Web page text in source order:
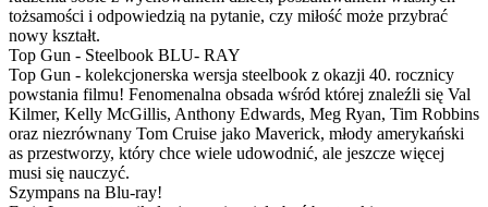
tożsamości i odpowiedzią na pytanie, czy miłość może przybrać
nowy kształt.
Top Gun - Steelbook BLU- RAY
Top Gun - kolekcjonerska wersja steelbook z okazji 40. rocznicy
powstania filmu! Fenomenalna obsada wśród której znaleźli się Val
Kilmer, Kelly McGillis, Anthony Edwards, Meg Ryan, Tim Robbins
oraz niezrównany Tom Cruise jako Maverick, młody amerykański
as przestworzy, który chce wiele udowodnić, ale jeszcze więcej
musi się nauczyć.
Szympans na Blu-ray!